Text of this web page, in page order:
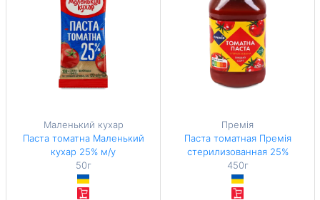
Маленький кухар
Паста томатна Маленький
кухар 25% м/у
50г
Премія
Паста томатная Премія
стерилизованная 25%
450г